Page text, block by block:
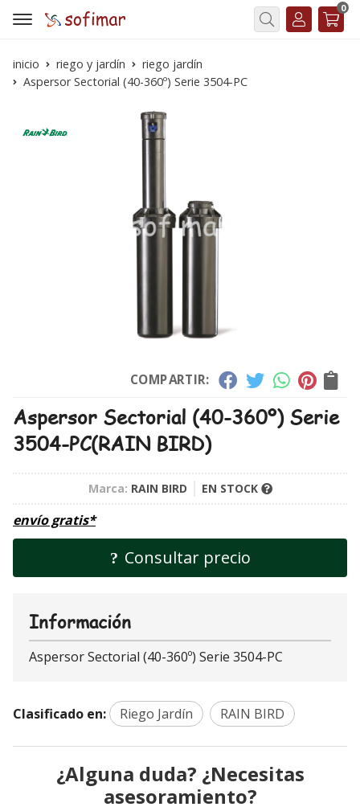
Buscar
0
inicio riego y jardín
riego jardín
Aspersor Sectorial (40-360º) Serie 3504-PC
COMPARTIR:
Aspersor Sectorial (40-360º) Serie
3504-PC(RAIN BIRD)
Marca: RAIN BIRD EN STOCK
envío gratis*
Consultar precio
Información
Aspersor Sectorial (40-360º) Serie 3504-PC
Clasificado en: Riego Jardín RAIN BIRD
¿Alguna duda? ¿Necesitas
asesoramiento?